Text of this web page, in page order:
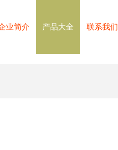
业简介 产品大全 联系我们